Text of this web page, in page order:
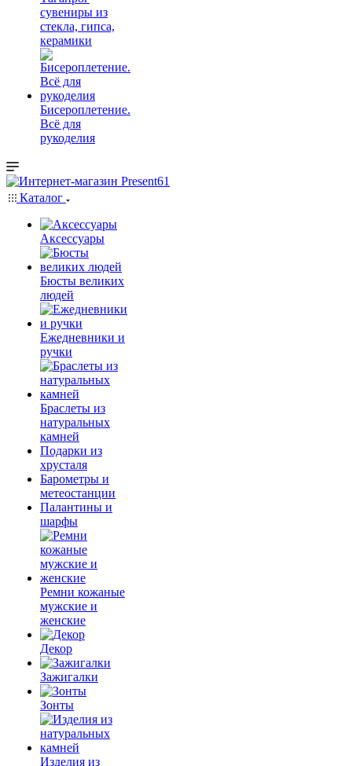
сувениры из
стекла, гипса,
керамики
Бисероплетение.
Всё для
рукоделия
Каталог
Аксессуары
Бюсты великих
людей
Ежедневники и
ручки
Браслеты из
натуральных
камней
Подарки из
хрусталя
Барометры и
метеостанции
Палантины и
шарфы
Ремни кожаные
мужские и
женские
Декор
Зажигалки
Зонты
Изделия из